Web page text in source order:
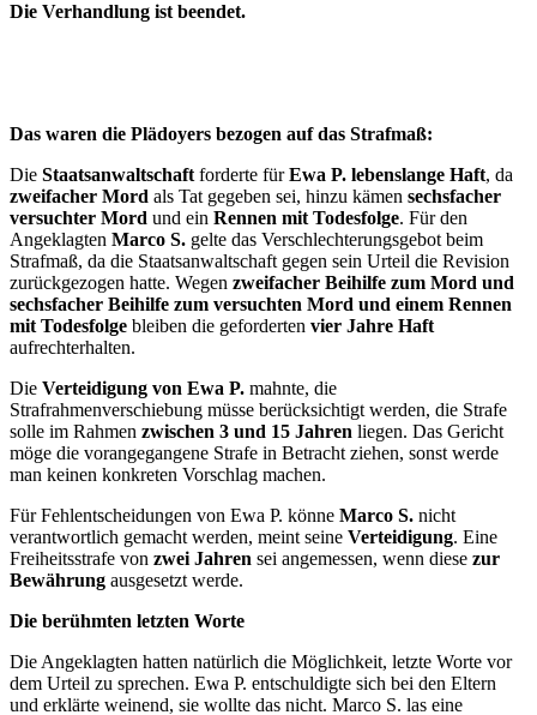
Die Verhandlung ist beendet.
Das waren die Plädoyers bezogen auf das Strafmaß:
Die Staatsanwaltschaft forderte fürEwa P. lebenslange Haft, da
zweifacher Mord als Tat gegeben sei, hinzu kämen sechsfacher
versuchter Mord und ein Rennen mit Todesfolge. Für den
Angeklagten Marco S. gelte das Verschlechterungsgebot beim
Strafmaß, da die Staatsanwaltschaft gegen sein Urteil die Revision
zurückgezogen hatte. Wegen zweifacher Beihilfe zum Mord und
sechsfacher Beihilfe zum versuchten Mord und einem Rennen
mit Todesfolge bleiben die geforderten vier Jahre Haft
aufrechterhalten.
Die Verteidigung von Ewa P. mahnte, die
Strafrahmenverschiebung müsse berücksichtigt werden, die Strafe
solle im Rahmen zwischen 3 und 15 Jahren liegen. Das Gericht
möge die vorangegangene Strafe in Betracht ziehen, sonst werde
man keinen konkreten Vorschlag machen.
Für Fehlentscheidungen von Ewa P. könne Marco S. nicht
verantwortlich gemacht werden, meint seine Verteidigung. Eine
Freiheitsstrafe von zwei Jahren sei angemessen, wenn diese zur
Bewährung ausgesetzt werde.
Die berühmten letzten Worte
Die Angeklagten hatten natürlich die Möglichkeit, letzte Worte vor
dem Urteil zu sprechen. Ewa P. entschuldigte sich bei den Eltern
und erklärte weinend, sie wollte das nicht. Marco S. las eine